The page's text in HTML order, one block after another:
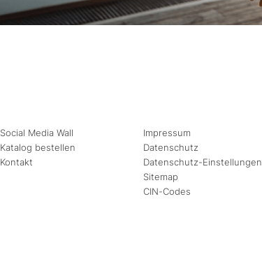
Social Media Wall
Katalog bestellen
Kontakt
Impressum
Datenschutz
Datenschutz-Einstellungen
Sitemap
CIN-Codes